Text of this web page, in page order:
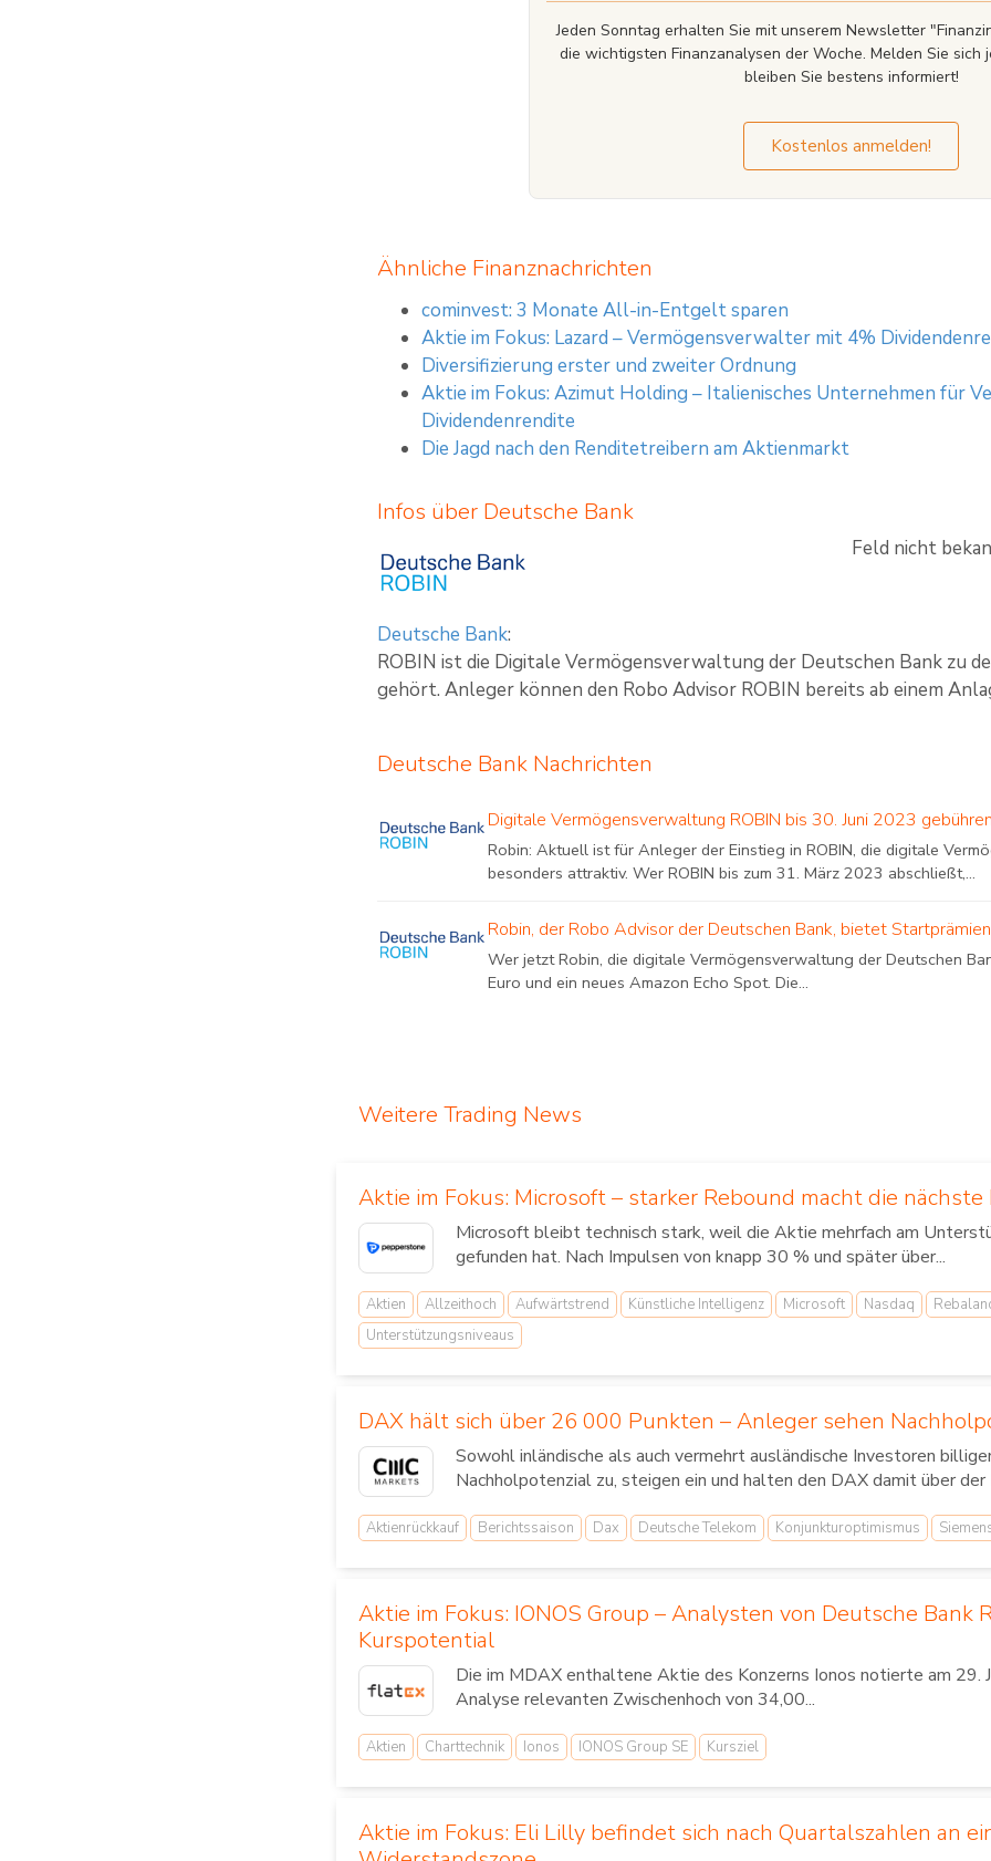
Jeden Sonntag erhalten Sie mit unserem Newsletter
die wichtigsten Finanzanalysen der Woche. Melden Sie sich
bleiben Sie bestens informiert!
Kostenlos anmelden!
Ähnliche Finanznachrichten
cominvest: 3 Monate All-in-Entgelt sparen
Aktie im Fokus: Lazard – Vermögensverwalter mit 4%
Diversifizierung erster und zweiter Ordnung
Aktie im Fokus: Azimut Holding – Italienisches Unternehmen für
Dividendenrendite
Die Jagd nach den Renditetreibern am Aktienmarkt
Infos über Deutsche Bank
Feld nicht
Deutsche Bank:
ROBIN ist die Digitale Vermögensverwaltung der Deutschen Bank zu
gehört. Anleger können den Robo Advisor ROBIN bereits ab einem
Deutsche Bank Nachrichten
Digitale Vermögensverwaltung ROBIN bis 30. Juni 2023
Robin: Aktuell ist für Anleger der Einstieg in ROBIN, die digitale
besonders attraktiv. Wer ROBIN bis zum 31. März 2023 abschließt,...
Robin, der Robo Advisor der Deutschen Bank, bietet
Wer jetzt Robin, die digitale Vermögensverwaltung der Deutschen
Euro und ein neues Amazon Echo Spot. Die...
Weitere Trading News
Aktie im Fokus: Microsoft – starker Rebound macht die
Microsoft bleibt technisch stark, weil die Aktie mehrfach am
gefunden hat. Nach Impulsen von knapp 30 % und später über...
Aktien Allzeithoch Aufwärtstrend Künstliche Intelligenz Microsoft Nasdaq
Unterstützungsniveaus
DAX hält sich über 26 000 Punkten – Anleger sehen
Sowohl inländische als auch vermehrt ausländische Investoren
Nachholpotenzial zu, steigen ein und halten den DAX damit über der
Aktienrückkauf Berichtssaison Dax Deutsche Telekom Konjunkturoptimismus
Aktie im Fokus: IONOS Group – Analysten von Deutsche Bank
Kurspotential
Die im MDAX enthaltene Aktie des Konzerns Ionos notierte am 29.
Analyse relevanten Zwischenhoch von 34,00...
Aktien Charttechnik Ionos IONOS Group SE Kursziel
Aktie im Fokus: Eli Lilly befindet sich nach Quartalszahlen an